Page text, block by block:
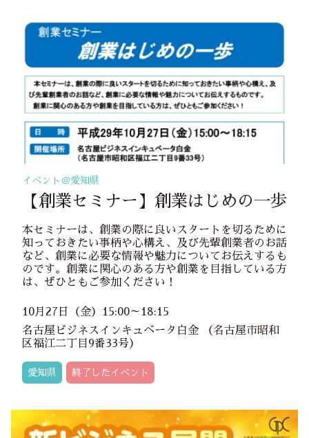
イベント＠愛知県
【創業セミナー】創業はじめの一歩
本セミナーは、創業の際に良いスタートを切るために
知っておきたい事柄や心構え、及び先輩創業者のお話
など、創業に必要な情報や魅力についてお伝えするも
のです。創業に関心のある方や創業を目指している方
は、ぜひともご参加ください！
10月27日（金）15:00～18:15
名古屋ビジネスインキュベータ白金 （名古屋市昭和
区福江二丁目9番33号）
愛知県 終了したイベント